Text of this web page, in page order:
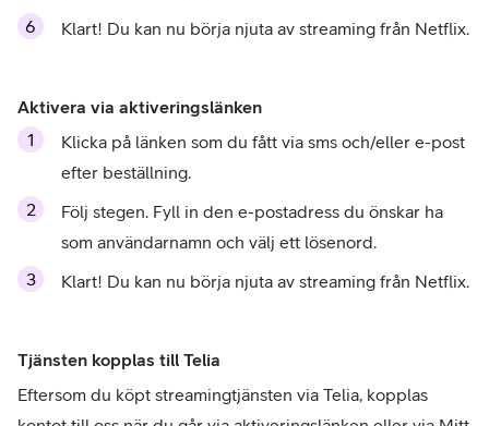
Aktivera via aktiveringslänken
Klicka på länken som du fått via sms och/eller e-post
efter beställning.
Följ stegen. Fyll in den e-postadress du önskar ha
som användarnamn och välj ett lösenord.
Klart! Du kan nu börja njuta av streaming från Netflix.
Tjänsten kopplas till Telia
Eftersom du köpt streamingtjänsten via Telia, kopplas